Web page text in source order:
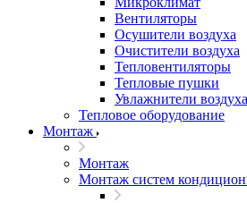
Вентиляторы
Осушители воздуха
Очистители воздуха
Тепловентиляторы
Тепловые пушки
Увлажнители воздуха
Тепловое оборудование
Монтаж
Монтаж
Монтаж систем